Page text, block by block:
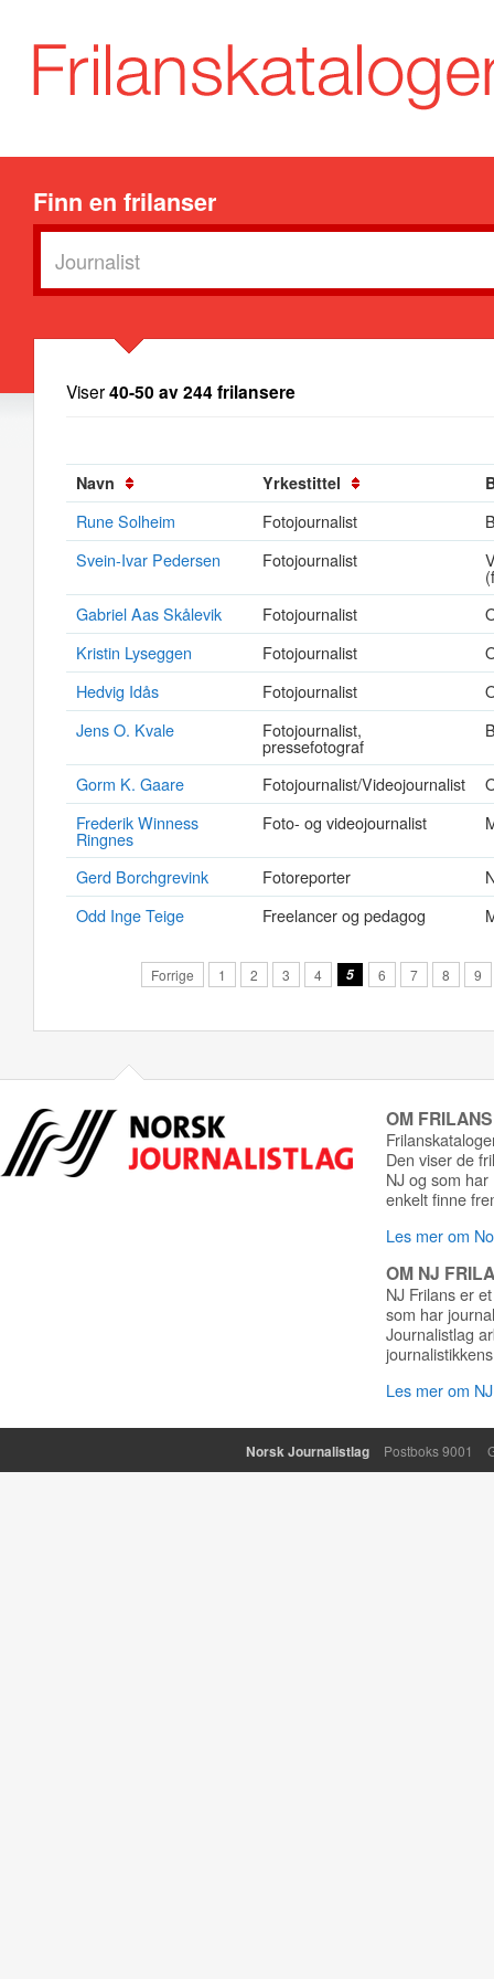
Finn en frilanser
Viser40-50 av 244 frilansere
Navn Yrkestittel
Rune Solheim Fotojournalist
Svein-Ivar Pedersen
Fotojournalist
Gabriel Aas Skålevik
Fotojournalist
Kristin Lyseggen
Fotojournalist
Hedvig Idås
Fotojournalist
Jens O. Kvale
Fotojournalist,
pressefotograf
Gorm K. Gaare Fotojournalist/Videojournalist
Frederik Winness
Ringnes
Foto- og videojournalist
Gerd Borchgrevink Fotoreporter
Odd Inge Teige
Freelancer og pedagog
Forrige 1 2 3 4 5 6 7 8 9
OM
Den viser de
NJ og som
enkelt finne
Les mer om
OM NJ
NJ Frilans er
som har
Journalistlag
Les mer om
Norsk Journalistlag Postboks 9001